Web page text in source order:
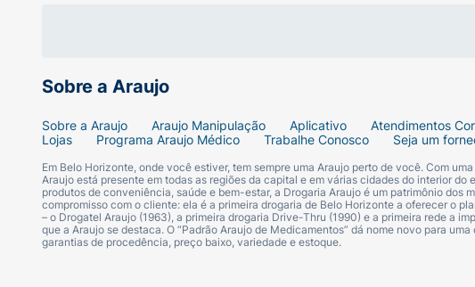
Volume:
Diferenciais:Sem Parabenos, Sem Corantes.
Sinta sua pele transformada com o toque suave e o
Sobre a Araujo
Sobre a Araujo Araujo Manipulação Aplicativo Atendimentos
Lojas
Programa Araujo Médico Trabalhe Conosco Seja um
Em Belo Horizonte, onde você estiver, tem sempre uma Araujo perto de você. Com
Araujo está presente em todas as regiões da capital e em várias cidades do interior
produtos de conveniência, saúde e bem-estar, a Drogaria Araujo é um patrimônio dos
compromisso com o cliente: ela é a primeira drogaria de Belo Horizonte a oferecer o
– o Drogatel Araujo (1963), a primeira drogaria Drive-Thru (1990) e a primeira rede a
que a Araujo se destaca. O “Padrão Araujo de Medicamentos” dá nome novo para
garantias de procedência, preço baixo, variedade e estoque.